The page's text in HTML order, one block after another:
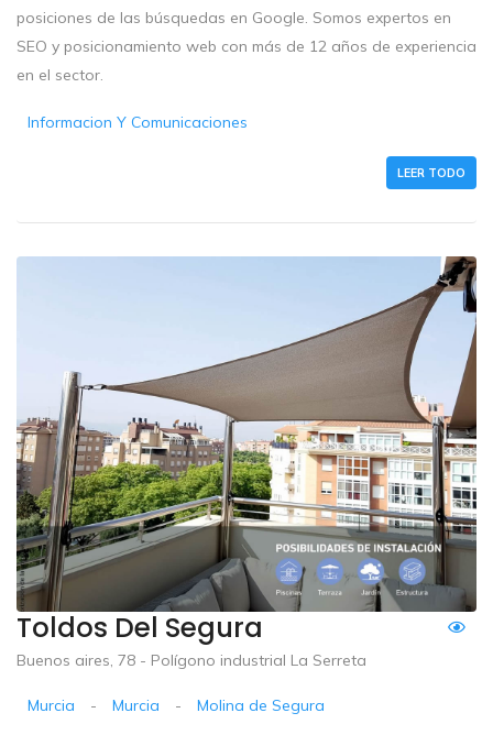
posiciones de las búsquedas en Google. Somos expertos en
SEO y posicionamiento web con más de 12 años de experiencia
en el sector.
Informacion Y Comunicaciones
LEER TODO
Toldos Del Segura
Buenos aires, 78 - Polígono industrial La Serreta
Murcia - Murcia - Molina de Segura